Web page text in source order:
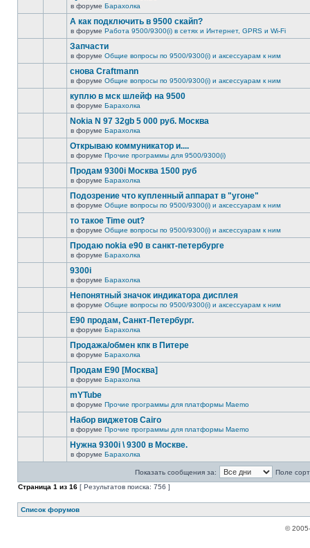
в форуме Барахолка
А как подключить в 9500 скайп?
в форуме Работа 9500/9300(i) в сетях и Интернет, GPRS и Wi-Fi
Запчасти
в форуме Общие вопросы по 9500/9300(i) и аксессуарам к ним
снова Craftmann
в форуме Общие вопросы по 9500/9300(i) и аксессуарам к ним
куплю в мск шлейф на 9500
в форуме Барахолка
Nokia N 97 32gb 5 000 руб. Москва
в форуме Барахолка
Открываю коммуникатор и....
в форуме Прочие программы для 9500/9300(i)
Продам 9300i Москва 1500 руб
в форуме Барахолка
Подозрение что купленный аппарат в "угоне"
в форуме Общие вопросы по 9500/9300(i) и аксессуарам к ним
то такое Time out?
в форуме Общие вопросы по 9500/9300(i) и аксессуарам к ним
Продаю nokia е90 в санкт-петербурге
в форуме Барахолка
9300i
в форуме Барахолка
Непонятный значок индикатора дисплея
в форуме Общие вопросы по 9500/9300(i) и аксессуарам к ним
Е90 продам, Санкт-Петербург.
в форуме Барахолка
Продажа/обмен кпк в Питере
в форуме Барахолка
Продам E90 [Москва]
в форуме Барахолка
mYTube
в форуме Прочие программы для платформы Maemo
Набор виджетов Cairo
в форуме Прочие программы для платформы Maemo
Нужна 9300i \ 9300 в Москве.
в форуме Барахолка
Показать сообщения за:
Поле
Страница 1 из 16 [ Результатов поиска: 756 ]
Список форумов
©